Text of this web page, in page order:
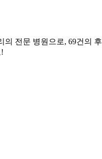
의 전문 병원으로, 69건의 후